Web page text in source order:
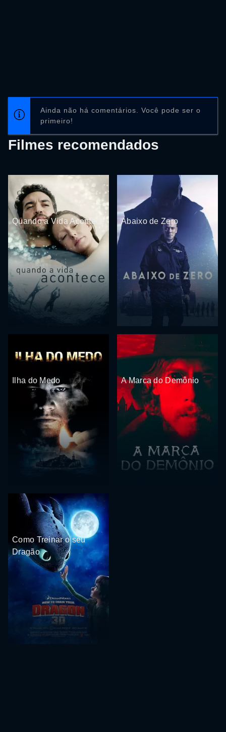
Ainda não há comentários. Você pode ser o
primeiro!
Filmes recomendados
Quando a Vida Acontece Abaixo de Zero
Ilha do Medo A Marca do Demônio
Como Treinar o seu
Dragão